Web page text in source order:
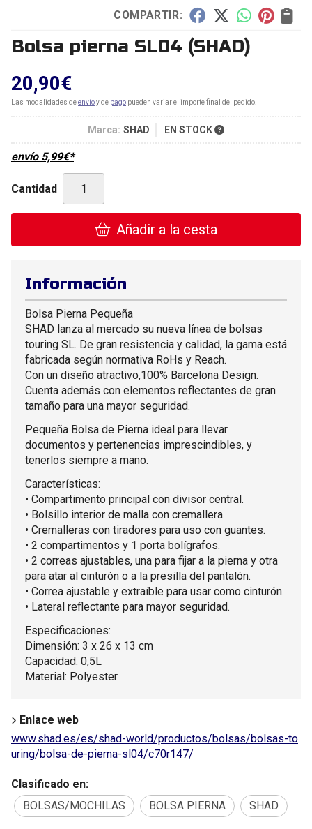
COMPARTIR:
Bolsa pierna SL04 (SHAD)
20,90€
Las modalidades deenvíoy de pago pueden variar el importe final del pedido.
Marca: SHAD EN STOCK
envío 5,99€*
Cantidad
Añadir a la cesta
Información
Bolsa Pierna Pequeña
SHAD lanza al mercado su nueva línea de bolsas
touring SL. De gran resistencia y calidad, la gama está
fabricada según normativa RoHs y Reach.
Con un diseño atractivo,100% Barcelona Design.
Cuenta además con elementos reflectantes de gran
tamaño para una mayor seguridad.
Pequeña Bolsa de Pierna ideal para llevar
documentos y pertenencias imprescindibles, y
tenerlos siempre a mano.
Características:
• Compartimento principal con divisor central.
• Bolsillo interior de malla con cremallera.
• Cremalleras con tiradores para uso con guantes.
• 2 compartimentos y 1 porta bolígrafos.
• 2 correas ajustables, una para fijar a la pierna y otra
para atar al cinturón o a la presilla del pantalón.
• Correa ajustable y extraíble para usar como cinturón.
• Lateral reflectante para mayor seguridad.
Especificaciones:
Dimensión: 3 x 26 x 13 cm
Capacidad: 0,5L
Material: Polyester
Enlace web
www.shad.es/es/shad-world/productos/bolsas/bolsas-to
uring/bolsa-de-pierna-sl04/c70r147/
Clasificado en:
BOLSAS/MOCHILAS
BOLSA PIERNA SHAD